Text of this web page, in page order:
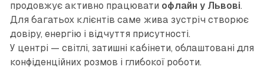
продовжує активно працювати офлайн у Львові.
Для багатьох клієнтів саме жива зустріч створює
довіру, енергію і відчуття присутності.
У центрі — світлі, затишні кабінети, облаштовані для
конфіденційних розмов і глибокої роботи.